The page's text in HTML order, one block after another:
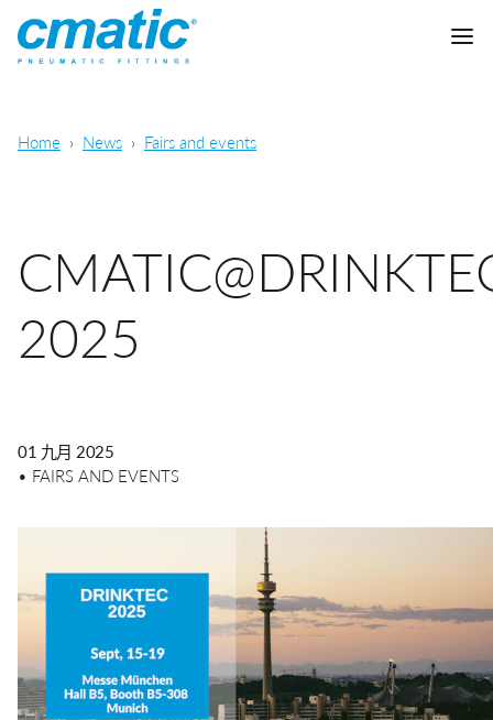
快拧接头
标准接头
快换接头
安全型快换接头
功能接头
润滑
交通
质量
销售网络
下载样本
IT CN
Home News Fairs and events
2025
01 九月 2025
• FAIRS AND EVENTS